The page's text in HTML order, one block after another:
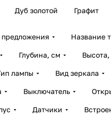
Дуб золотой Графит
Название
Глубина, см
лампы Вид зеркала
Выключатель
Датчики